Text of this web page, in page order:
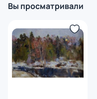
Вы просматривали